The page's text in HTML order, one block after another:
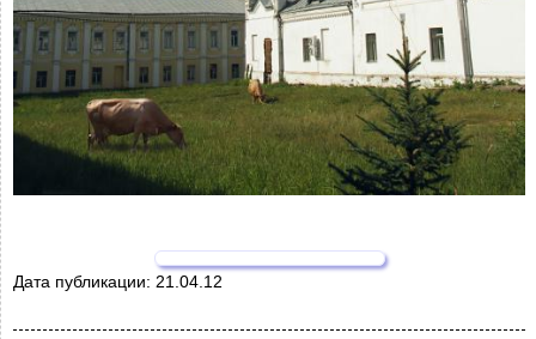
Дата публикации: 21.04.12